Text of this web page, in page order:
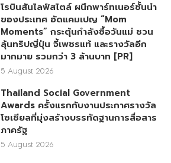
โรบินสันไลฟ์สไตล์ ผนึกพาร์ทเนอร์ชั้นนำ
ของประเทศ อัดแคมเปญ “Mom
Moments” กระตุ้นกำลังซื้อวันแม่ ชวน
ลุ้นทริปญี่ปุ่น จี้เพชรแท้ และรางวัลอีก
มากมาย รวมกว่า 3 ล้านบาท [PR]
5 August 2026
Thailand Social Government
Awards ครั้งแรกกับงานประกาศรางวัล
โซเชียลที่มุ่งสร้างบรรทัดฐานการสื่อสาร
ภาครัฐ
5 August 2026